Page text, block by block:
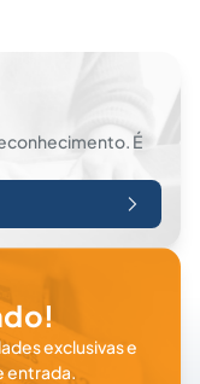
É
exclusivas e
entrada.